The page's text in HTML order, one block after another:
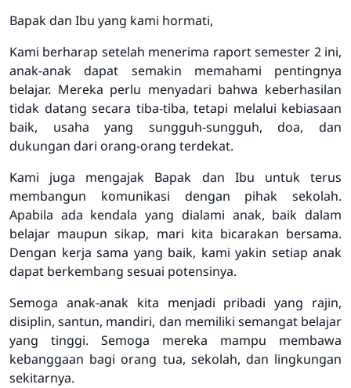
Bapak dan Ibu yang kami hormati,
Kami berharap setelah menerima raport semester 2 ini,
anak-anak dapat semakin memahami pentingnya
belajar. Mereka perlu menyadari bahwa keberhasilan
tidak datang secara tiba-tiba, tetapi melalui kebiasaan
baik, usaha yang sungguh-sungguh, doa, dan
dukungan dari orang-orang terdekat.
Kami juga mengajak Bapak dan Ibu untuk terus
membangun komunikasi dengan pihak sekolah.
Apabila ada kendala yang dialami anak, baik dalam
belajar maupun sikap, mari kita bicarakan bersama.
Dengan kerja sama yang baik, kami yakin setiap anak
dapat berkembang sesuai potensinya.
Semoga anak-anak kita menjadi pribadi yang rajin,
disiplin, santun, mandiri, dan memiliki semangat belajar
yang tinggi. Semoga mereka mampu membawa
kebanggaan bagi orang tua, sekolah, dan lingkungan
sekitarnya.